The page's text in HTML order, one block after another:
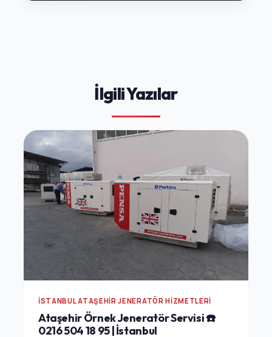
İlgili Yazılar
İSTANBUL ATAŞEHIR JENERATÖR HIZMETLERI
Ataşehir Örnek Jeneratör Servisi ☎️
0216 504 18 95 | İstanbul